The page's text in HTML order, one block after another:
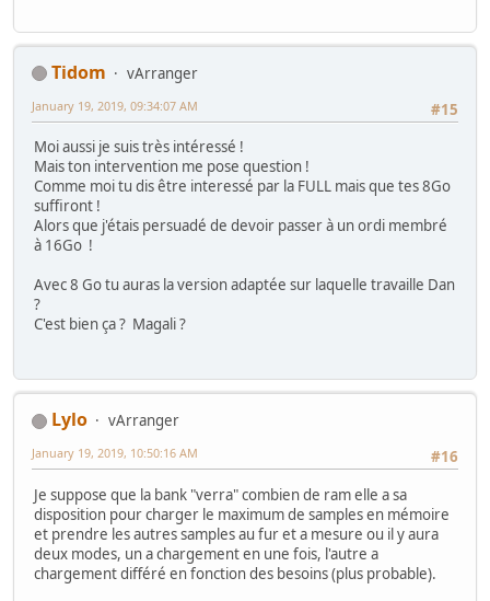
Tidom
vArranger
#15
January 19, 2019, 09:34:07 AM
Moi aussi je suis très intéressé !
Mais ton intervention me pose question !
Comme moi tu dis être interessé par la FULL mais que tes 8Go
suffiront !
Alors que j'étais persuadé de devoir passer à un ordi membré
à 16Go !
Avec 8 Go tu auras la version adaptée sur laquelle travaille Dan
?
C'est bien ça ? Magali ?
Lylo
vArranger
#16
January 19, 2019, 10:50:16 AM
Je suppose que la bank "verra" combien de ram elle a sa
disposition pour charger le maximum de samples en mémoire
et prendre les autres samples au fur et a mesure ou il y aura
deux modes, un a chargement en une fois, l'autre a
chargement différé en fonction des besoins (plus probable).